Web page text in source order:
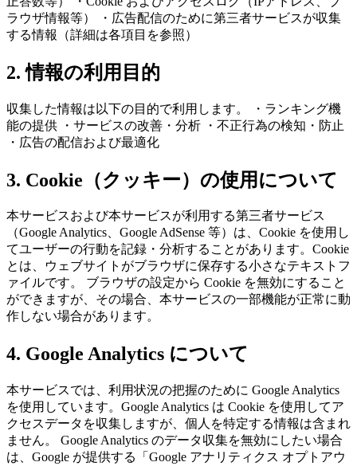
ラウザ情報等） ・広告配信のために第三者サービスが収集
する情報（詳細は各項目を参照）
2. 情報の利用目的
収集した情報は以下の目的で利用します。 ・ランキング機
能の提供 ・サービスの改善・分析 ・不正行為の検知・防止
・広告の配信および最適化
3. Cookie（クッキー）の使用について
本サービスおよび本サービスが利用する第三者サービス
（Google Analytics、Google AdSense 等）は、Cookie を使用し
てユーザーの行動を記録・分析することがあります。Cookie
とは、ウェブサイトがブラウザに保存する小さなテキストフ
ァイルです。 ブラウザの設定から Cookie を無効にすること
ができますが、その場合、本サービスの一部機能が正常に動
作しない場合があります。
4. Google Analytics について
本サービスでは、利用状況の把握のために Google Analytics
を使用しています。Google Analytics は Cookie を使用してア
クセスデータを収集しますが、個人を特定する情報は含まれ
ません。 Google Analytics のデータ収集を無効にしたい場合
は、Google が提供する「Google アナリティクス オプトアウ